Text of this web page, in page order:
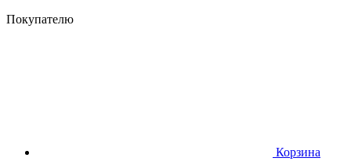
Покупателю
Корзина